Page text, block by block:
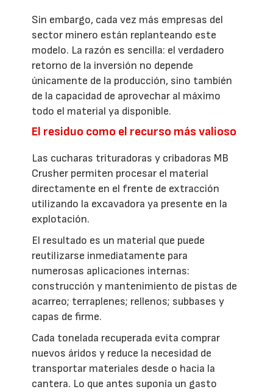
Sin embargo, cada vez más empresas del
sector minero están replanteando este
modelo. La razón es sencilla: el verdadero
retorno de la inversión no depende
únicamente de la producción, sino también
de la capacidad de aprovechar al máximo
todo el material ya disponible.
El residuo como el recurso más valioso
Las cucharas trituradoras y cribadoras MB
Crusher permiten procesar el material
directamente en el frente de extracción
utilizando la excavadora ya presente en la
explotación.
El resultado es un material que puede
reutilizarse inmediatamente para
numerosas aplicaciones internas:
construcción y mantenimiento de pistas de
acarreo; terraplenes; rellenos; subbases y
capas de firme.
Cada tonelada recuperada evita comprar
nuevos áridos y reduce la necesidad de
transportar materiales desde o hacia la
cantera. Lo que antes suponía un gasto